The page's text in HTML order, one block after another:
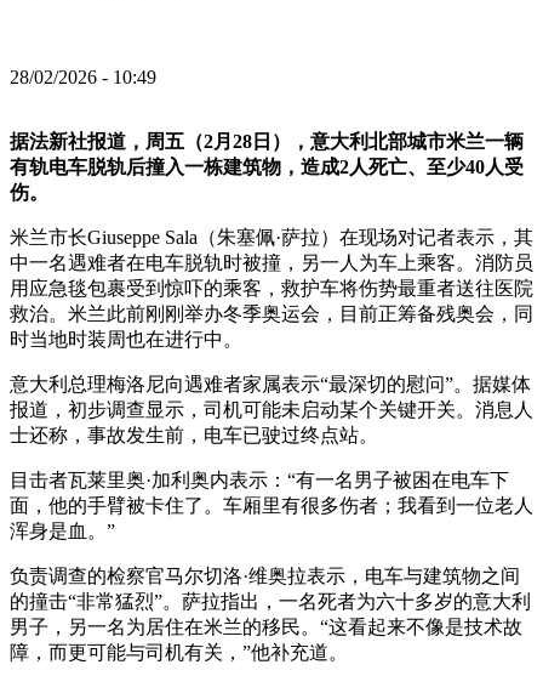
28/02/2026 - 10:49
据法新社报道，周五（2月28日），意大利北部城市米兰一辆
有轨电车脱轨后撞入一栋建筑物，造成2人死亡、至少40人受
伤。
米兰市长Giuseppe Sala（朱塞佩·萨拉）在现场对记者表示，其
中一名遇难者在电车脱轨时被撞，另一人为车上乘客。消防员
用应急毯包裹受到惊吓的乘客，救护车将伤势最重者送往医院
救治。米兰此前刚刚举办冬季奥运会，目前正筹备残奥会，同
时当地时装周也在进行中。
意大利总理梅洛尼向遇难者家属表示“最深切的慰问”。据媒体
报道，初步调查显示，司机可能未启动某个关键开关。消息人
士还称，事故发生前，电车已驶过终点站。
目击者瓦莱里奥·加利奥内表示：“有一名男子被困在电车下
面，他的手臂被卡住了。车厢里有很多伤者；我看到一位老人
浑身是血。”
负责调查的检察官马尔切洛·维奥拉表示，电车与建筑物之间
的撞击“非常猛烈”。萨拉指出，一名死者为六十多岁的意大利
男子，另一名为居住在米兰的移民。“这看起来不像是技术故
障，而更可能与司机有关，”他补充道。